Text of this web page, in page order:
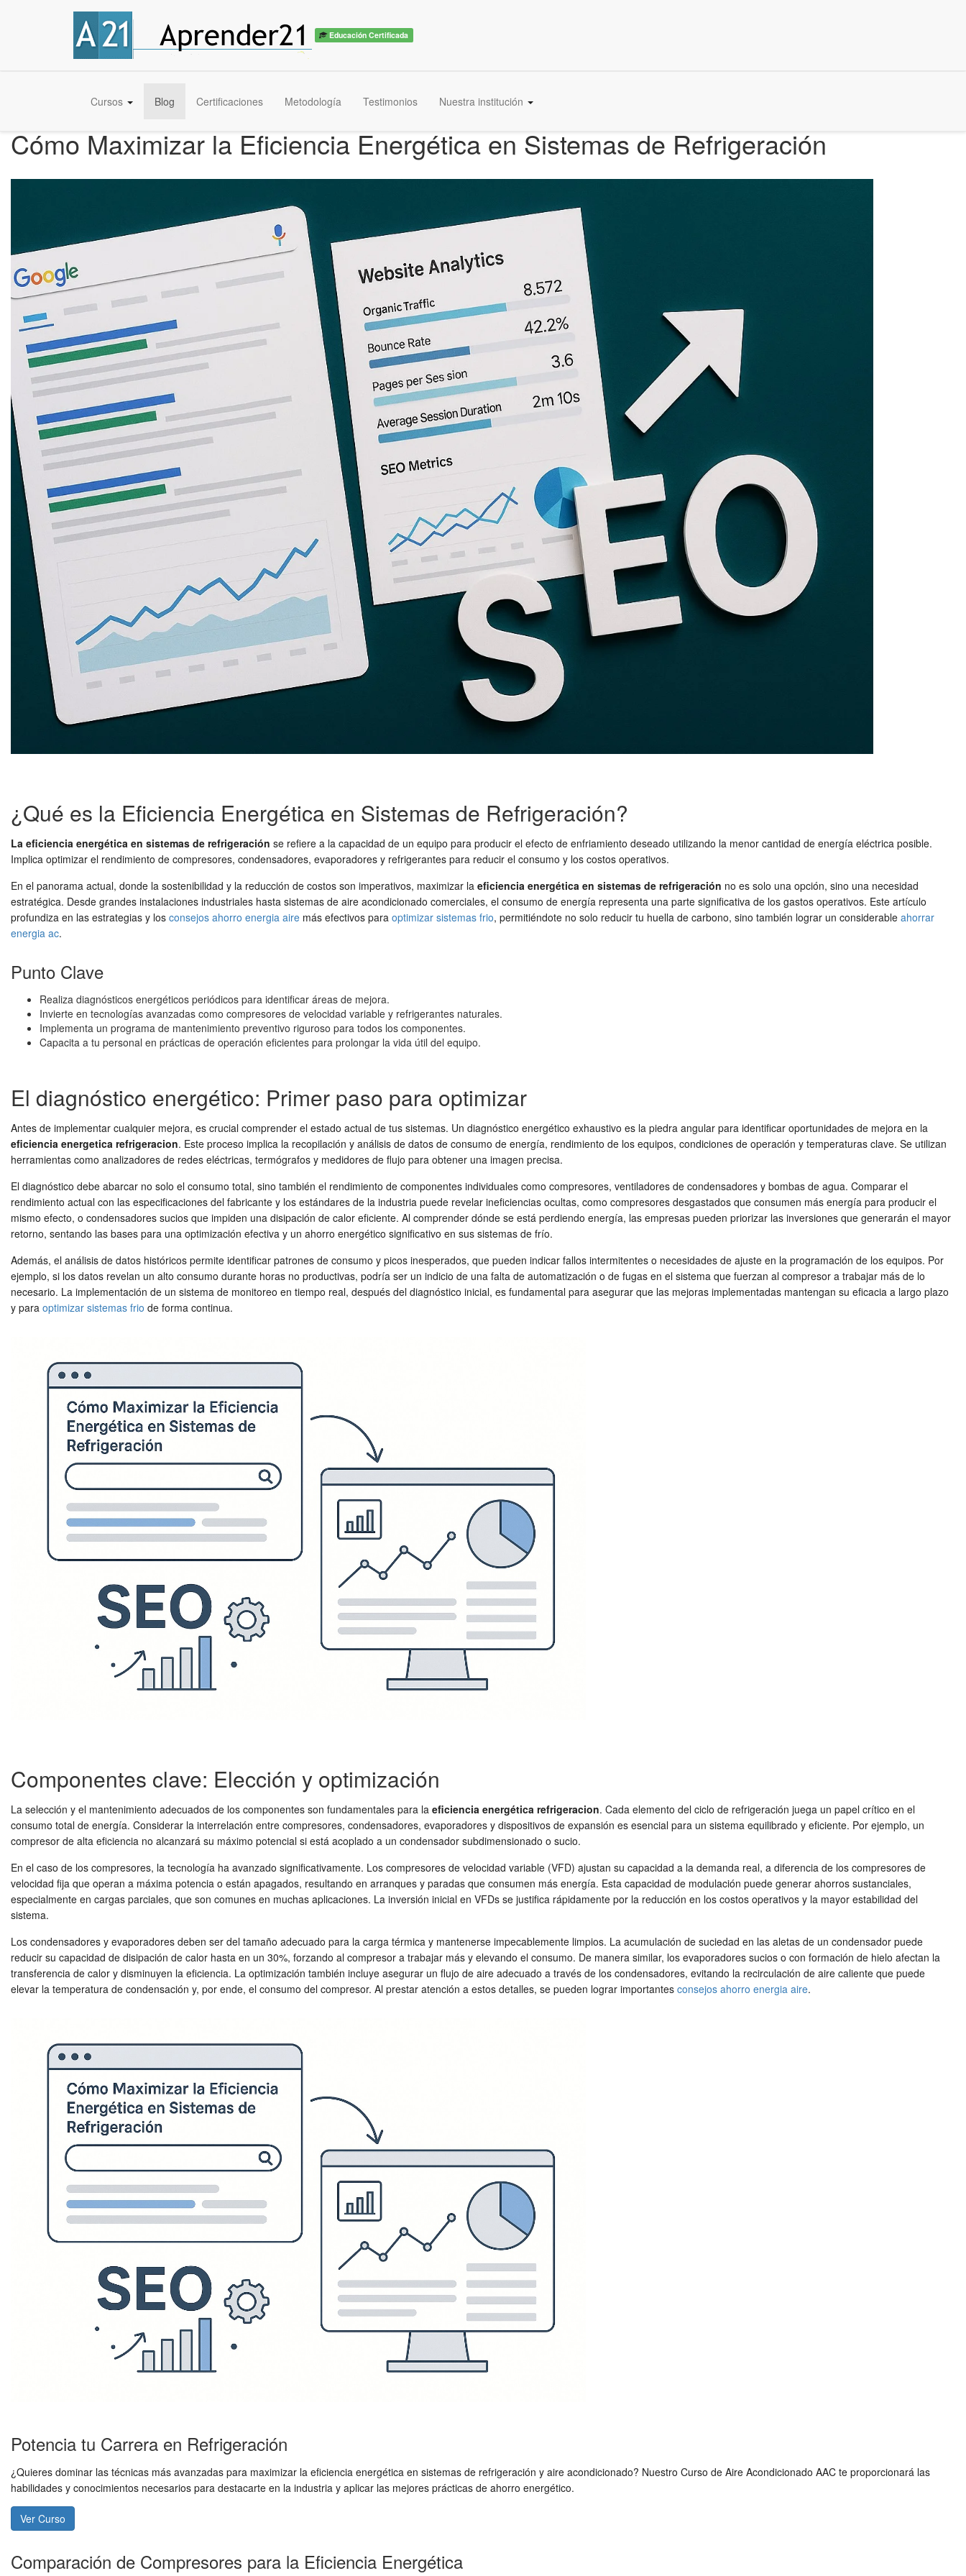
Educación Certificada
Cursos Blog Certificaciones Metodología Testimonios Nuestra institución
Cómo Maximizar la Eficiencia Energética en Sistemas de Refrigeración
¿Qué es la Eficiencia Energética en Sistemas de Refrigeración?
La eficiencia energética en sistemas de refrigeración se refiere a la capacidad de un equipo para producir el efecto de enfriamiento deseado utilizando la menor cantidad de energía eléctrica posible.
Implica optimizar el rendimiento de compresores, condensadores, evaporadores y refrigerantes para reducir el consumo y los costos operativos.
En el panorama actual, donde la sostenibilidad y la reducción de costos son imperativos, maximizar la eficiencia energética en sistemas de refrigeración no es solo una opción, sino una necesidad
estratégica. Desde grandes instalaciones industriales hasta sistemas de aire acondicionado comerciales, el consumo de energía representa una parte significativa de los gastos operativos. Este artículo
profundiza en las estrategias y los consejos ahorro energia aire más efectivos para optimizar sistemas frio, permitiéndote no solo reducir tu huella de carbono, sino también lograr un considerable ahorrar
energia ac.
Punto Clave
Realiza diagnósticos energéticos periódicos para identificar áreas de mejora.
Invierte en tecnologías avanzadas como compresores de velocidad variable y refrigerantes naturales.
Implementa un programa de mantenimiento preventivo riguroso para todos los componentes.
Capacita a tu personal en prácticas de operación eficientes para prolongar la vida útil del equipo.
El diagnóstico energético: Primer paso para optimizar
Antes de implementar cualquier mejora, es crucial comprender el estado actual de tus sistemas. Un diagnóstico energético exhaustivo es la piedra angular para identificar oportunidades de mejora en la
eficiencia energetica refrigeracion. Este proceso implica la recopilación y análisis de datos de consumo de energía, rendimiento de los equipos, condiciones de operación y temperaturas clave. Se utilizan
herramientas como analizadores de redes eléctricas, termógrafos y medidores de flujo para obtener una imagen precisa.
El diagnóstico debe abarcar no solo el consumo total, sino también el rendimiento de componentes individuales como compresores, ventiladores de condensadores y bombas de agua. Comparar el
rendimiento actual con las especificaciones del fabricante y los estándares de la industria puede revelar ineficiencias ocultas, como compresores desgastados que consumen más energía para producir el
mismo efecto, o condensadores sucios que impiden una disipación de calor eficiente. Al comprender dónde se está perdiendo energía, las empresas pueden priorizar las inversiones que generarán el mayor
retorno, sentando las bases para una optimización efectiva y un ahorro energético significativo en sus sistemas de frío.
Además, el análisis de datos históricos permite identificar patrones de consumo y picos inesperados, que pueden indicar fallos intermitentes o necesidades de ajuste en la programación de los equipos. Por
ejemplo, si los datos revelan un alto consumo durante horas no productivas, podría ser un indicio de una falta de automatización o de fugas en el sistema que fuerzan al compresor a trabajar más de lo
necesario. La implementación de un sistema de monitoreo en tiempo real, después del diagnóstico inicial, es fundamental para asegurar que las mejoras implementadas mantengan su eficacia a largo plazo
y para optimizar sistemas frio de forma continua.
Componentes clave: Elección y optimización
La selección y el mantenimiento adecuados de los componentes son fundamentales para la eficiencia energética refrigeracion. Cada elemento del ciclo de refrigeración juega un papel crítico en el
consumo total de energía. Considerar la interrelación entre compresores, condensadores, evaporadores y dispositivos de expansión es esencial para un sistema equilibrado y eficiente. Por ejemplo, un
compresor de alta eficiencia no alcanzará su máximo potencial si está acoplado a un condensador subdimensionado o sucio.
En el caso de los compresores, la tecnología ha avanzado significativamente. Los compresores de velocidad variable (VFD) ajustan su capacidad a la demanda real, a diferencia de los compresores de
velocidad fija que operan a máxima potencia o están apagados, resultando en arranques y paradas que consumen más energía. Esta capacidad de modulación puede generar ahorros sustanciales,
especialmente en cargas parciales, que son comunes en muchas aplicaciones. La inversión inicial en VFDs se justifica rápidamente por la reducción en los costos operativos y la mayor estabilidad del
sistema.
Los condensadores y evaporadores deben ser del tamaño adecuado para la carga térmica y mantenerse impecablemente limpios. La acumulación de suciedad en las aletas de un condensador puede
reducir su capacidad de disipación de calor hasta en un 30%, forzando al compresor a trabajar más y elevando el consumo. De manera similar, los evaporadores sucios o con formación de hielo afectan la
transferencia de calor y disminuyen la eficiencia. La optimización también incluye asegurar un flujo de aire adecuado a través de los condensadores, evitando la recirculación de aire caliente que puede
elevar la temperatura de condensación y, por ende, el consumo del compresor. Al prestar atención a estos detalles, se pueden lograr importantes consejos ahorro energia aire.
Potencia tu Carrera en Refrigeración
¿Quieres dominar las técnicas más avanzadas para maximizar la eficiencia energética en sistemas de refrigeración y aire acondicionado? Nuestro Curso de Aire Acondicionado AAC te proporcionará las
habilidades y conocimientos necesarios para destacarte en la industria y aplicar las mejores prácticas de ahorro energético.
Ver Curso
Comparación de Compresores para la Eficiencia Energética